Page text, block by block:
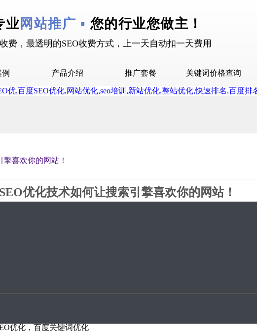
业 网站推广 ▪ 您的行业您做主！
费，最透明的SEO收费方式，上一天自动扣一天费用
例
产品介绍 推广套餐 关键词价格查询
喜欢你的网站！
SEO优化技术如何让搜索引擎喜欢你的网站！
优化，百度关键词优化